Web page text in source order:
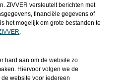
ZIVVER versleutelt berichten met
financiële gegevens of
het mogelijk om grote bestanden te
.
hard aan om de website zo
Hiervoor volgen we de
website voor iedereen